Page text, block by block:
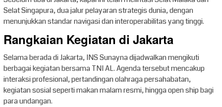
Selat Singapura, dua jalur pelayaran strategis dunia, dengan
menunjukkan standar navigasi dan interoperabilitas yang tinggi.
Rangkaian Kegiatan di Jakarta
Selama berada di Jakarta, INS Sunayna dijadwalkan mengikuti
berbagai kegiatan bersama TNI AL. Agenda tersebut mencakup
interaksi profesional, pertandingan olahraga persahabatan,
kegiatan sosial seperti makan malam resmi, hingga open ship bagi
para undangan.